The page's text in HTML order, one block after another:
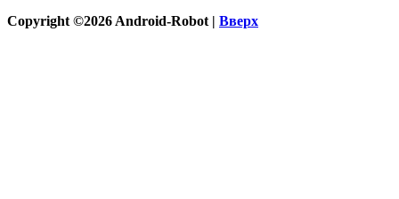
Copyright ©2026 Android-Robot | Вверх